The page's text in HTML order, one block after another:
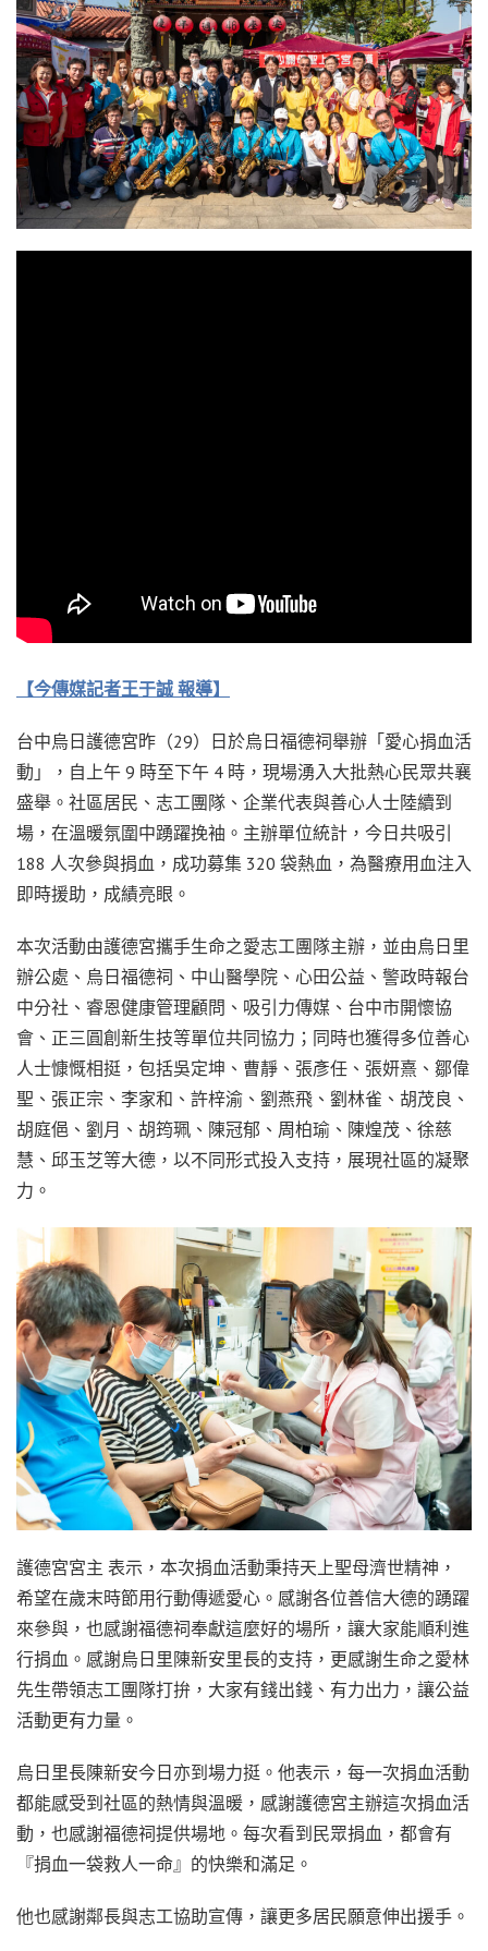
【今傳媒記者王于誠 報導】
台中烏日護德宮昨（29）日於烏日福德祠舉辦「愛心捐血活
動」，自上午 9 時至下午 4 時，現場湧入大批熱心民眾共襄
盛舉。社區居民、志工團隊、企業代表與善心人士陸續到
場，在溫暖氛圍中踴躍挽袖。主辦單位統計，今日共吸引
188 人次參與捐血，成功募集 320 袋熱血，為醫療用血注入
即時援助，成績亮眼。
本次活動由護德宮攜手生命之愛志工團隊主辦，並由烏日里
辦公處、烏日福德祠、中山醫學院、心田公益、警政時報台
中分社、睿恩健康管理顧問、吸引力傳媒、台中市開懷協
會、正三圓創新生技等單位共同協力；同時也獲得多位善心
人士慷慨相挺，包括吳定坤、曹靜、張彥任、張妍熹、鄒偉
聖、張正宗、李家和、許梓渝、劉燕飛、劉林雀、胡茂良、
胡庭俋、劉月、胡筠珮、陳冠郁、周柏瑜、陳煌茂、徐慈
慧、邱玉芝等大德，以不同形式投入支持，展現社區的凝聚
力。
護德宮宮主 表示，本次捐血活動秉持天上聖母濟世精神，
希望在歲末時節用行動傳遞愛心。感謝各位善信大德的踴躍
來參與，也感謝福德祠奉獻這麼好的場所，讓大家能順利進
行捐血。感謝烏日里陳新安里長的支持，更感謝生命之愛林
先生帶領志工團隊打拚，大家有錢出錢、有力出力，讓公益
活動更有力量。
烏日里長陳新安今日亦到場力挺。他表示，每一次捐血活動
都能感受到社區的熱情與溫暖，感謝護德宮主辦這次捐血活
動，也感謝福德祠提供場地。每次看到民眾捐血，都會有
『捐血一袋救人一命』的快樂和滿足。
他也感謝鄰長與志工協助宣傳，讓更多居民願意伸出援手。